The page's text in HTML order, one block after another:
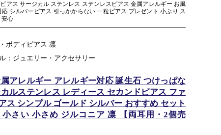
アス サージカル ステンレス ステンレスピアス 金属アレルギー お風
応 シルバーピアス 引っかからない 一粒ピアス プレゼント 小ぶり ス
安心
ボディピアス 凛
：ジュエリー・アクセサリー
アレルギー アレルギー対応 誕生石 つけっぱな
ルステンレス レディース セカンドピアス ファ
ス シンプル ゴールド シルバー おすすめ セット
小さい 小さめ ジルコニア 凛 【両耳用・2個売